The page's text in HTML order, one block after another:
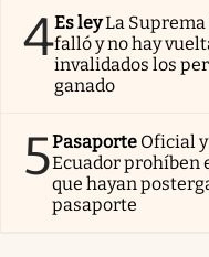
4Es leyLa
falló y no hay
invalidados los
ganado
5Pasaporte Oficial
Ecuador prohíben
que hayan
pasaporte